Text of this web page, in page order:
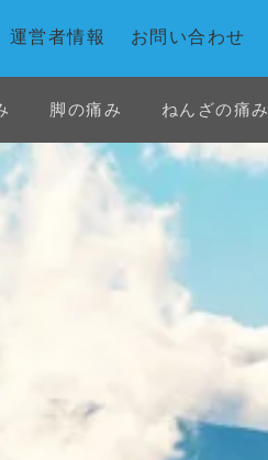
運営者情報 お問い合わせ
脚の痛み ねんざの痛み
事故